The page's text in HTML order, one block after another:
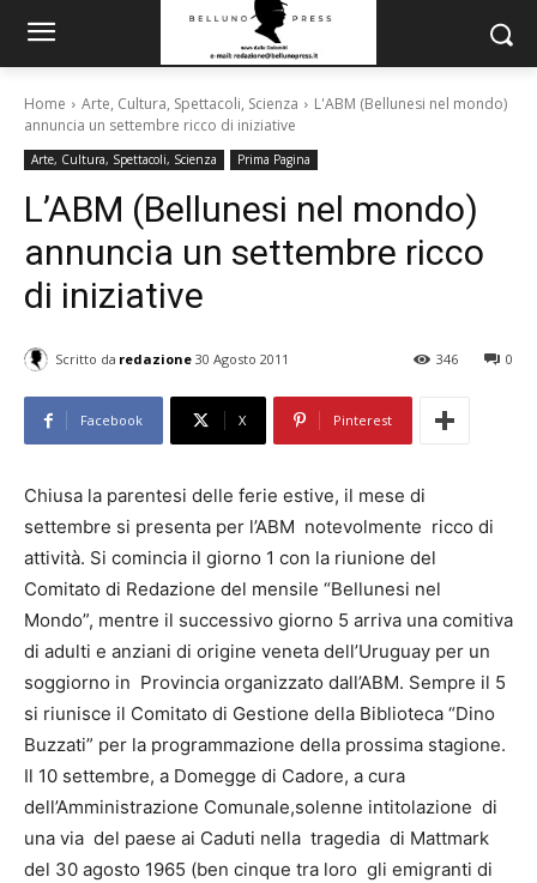
Home Arte, Cultura, Spettacoli, Scienza
L'ABM (Bellunesi nel mondo)
annuncia un settembre ricco di iniziative
Arte, Cultura, Spettacoli, Scienza Prima Pagina
L’ABM (Bellunesi nel mondo)
annuncia un settembre ricco
di iniziative
Scritto da redazione 30 Agosto 2011 0
346
Facebook X Pinterest
Chiusa la parentesi delle ferie estive, il mese di
settembre si presenta per l’ABM notevolmente ricco di
attività. Si comincia il giorno 1 con la riunione del
Comitato di Redazione del mensile “Bellunesi nel
Mondo”, mentre il successivo giorno 5 arriva una comitiva
di adulti e anziani di origine veneta dell’Uruguay per un
soggiorno in Provincia organizzato dall’ABM. Sempre il 5
si riunisce il Comitato di Gestione della Biblioteca “Dino
Buzzati” per la programmazione della prossima stagione.
Il 10 settembre, a Domegge di Cadore, a cura
dell’Amministrazione Comunale,solenne intitolazione di
una via del paese ai Caduti nella tragedia di Mattmark
del 30 agosto 1965 (ben cinque tra loro gli emigranti di